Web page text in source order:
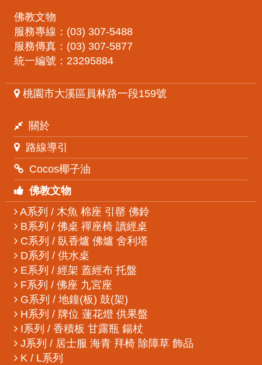
佛教文物
服務專線：(03) 307-5488
服務傳真：(03) 307-5877
統一編號：23295884
桃園市大溪區員林路一段159號
關於
路線導引
Cocos椰子油
佛教文物
A系列 / 木魚 棉座 引罄 佛鈴
B系列 / 佛桌 禪座椅 讀經桌
C系列 / 臥香爐 佛爐 舍利塔
D系列 / 供水桌
E系列 / 經架 蓋經布 托盤
F系列 / 佛座 九宮座
G系列 / 地鐘(板) 鼓(架)
H系列 / 牌位 蓮花燈 供果盤
I系列 / 香積板 甘露瓶 鍚杖
J系列 / 居士服 海青 拜椅 除障草 飾品
K / L系列